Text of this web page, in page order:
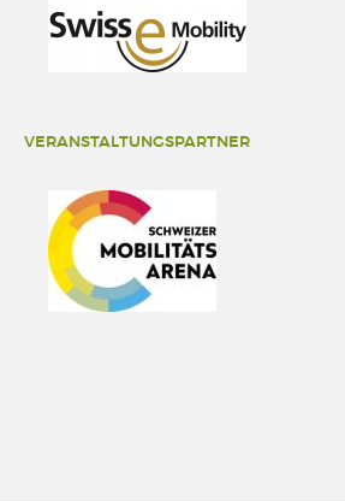
VERANSTALTUNGSPARTNER